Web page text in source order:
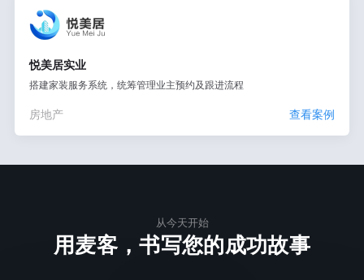
悦美居实业
搭建家装服务系统，统筹管理业主预约及跟进流程
房地产 查看案例
从今天开始
用麦客，书写您的成功故事